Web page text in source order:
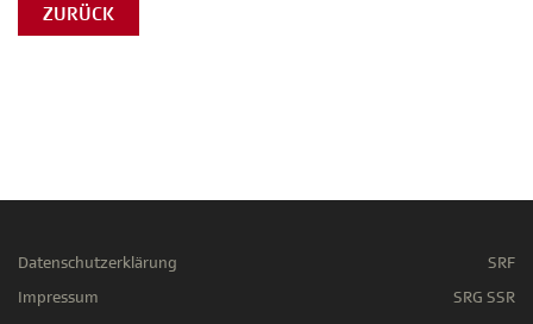
ZURÜCK
Datenschutzerklärung
Impressum
SRF
SRG SSR